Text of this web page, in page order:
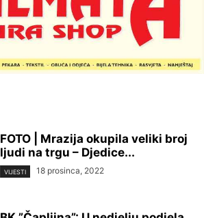
FOTO | Mrazija okupila veliki broj
ljudi na trgu – Djedice...
VIJESTI 18 prosinca, 2022